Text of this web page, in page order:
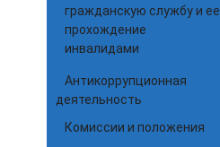
гражданскую службу и ее
прохождение
инвалидами
Антикоррупционная
деятельность
Комиссии и положения